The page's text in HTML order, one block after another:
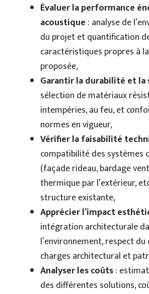
Évaluer la performance
acoustique : analyse de
du projet et quantification
caractéristiques propres à
proposée,
Garantir la durabilité et la
sélection de matériaux
intempéries, au feu, et
normes en vigueur,
Vérifier la faisabilité
compatibilité des systèmes
(façade rideau, bardage
thermique par l’extérieur,
structure existante,
Apprécier l’impact
intégration architecturale
l’environnement, respect du
charges architectural et
Analyser les coûts:
des différentes solutions,